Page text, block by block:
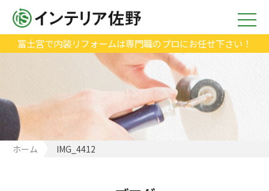
富士宮で内装リフォームは専門職のプロにお任せ下さい！
ホーム IMG_4412